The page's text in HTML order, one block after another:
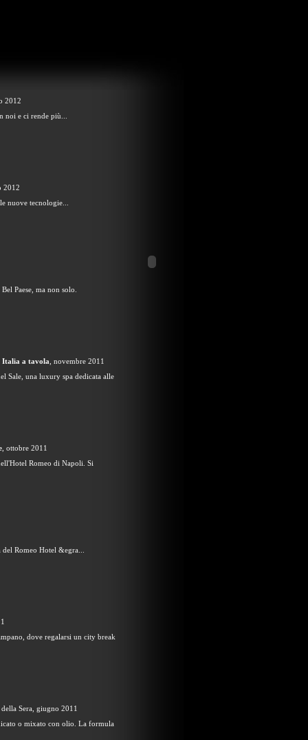
2012
noi e ci rende più...
2012
nuove tecnologie...
Paese, ma non solo.
Italia a tavola , novembre 2011
Sale, una luxury spa dedicata alle
, ottobre 2011
Romeo di Napoli. Si
Romeo Hotel &egra...
dove regalarsi un city break
Sera, giugno 2011
o mixato con olio. La formula